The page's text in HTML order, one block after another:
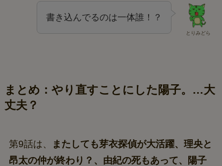
とりみどら
書き込んでるのは一体誰！？
まとめ：やり直すことにした陽子。…大
丈夫？
第9話は、
またしても芽衣探偵が大活躍、理央と
昂太の仲が終わり？、由紀の死もあって、陽子